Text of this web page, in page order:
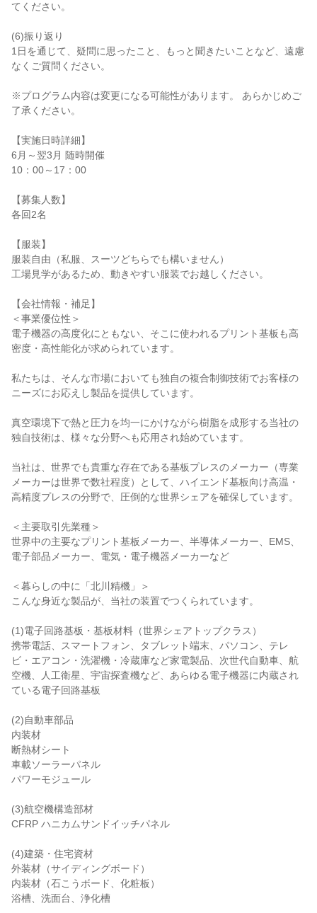
てください。
(6)振り返り
1日を通じて、疑問に思ったこと、もっと聞きたいことなど、遠慮
なくご質問ください。
※プログラム内容は変更になる可能性があります。 あらかじめご
了承ください。
【実施日時詳細】
6月～翌3月 随時開催
10：00～17：00
【募集人数】
各回2名
【服装】
服装自由（私服、スーツどちらでも構いません）
工場見学があるため、動きやすい服装でお越しください。
【会社情報・補足】
＜事業優位性＞
電子機器の高度化にともない、そこに使われるプリント基板も高
密度・高性能化が求められています。
私たちは、そんな市場においても独自の複合制御技術でお客様の
ニーズにお応えし製品を提供しています。
真空環境下で熱と圧力を均一にかけながら樹脂を成形する当社の
独自技術は、様々な分野へも応用され始めています。
当社は、世界でも貴重な存在である基板プレスのメーカー（専業
メーカーは世界で数社程度）として、ハイエンド基板向け高温・
高精度プレスの分野で、圧倒的な世界シェアを確保しています。
＜主要取引先業種＞
世界中の主要なプリント基板メーカー、半導体メーカー、EMS、
電子部品メーカー、電気・電子機器メーカーなど
＜暮らしの中に「北川精機」＞
こんな身近な製品が、当社の装置でつくられています。
(1)電子回路基板・基板材料（世界シェアトップクラス）
携帯電話、スマートフォン、タブレット端末、パソコン、テレ
ビ・エアコン・洗濯機・冷蔵庫など家電製品、次世代自動車、航
空機、人工衛星、宇宙探査機など、あらゆる電子機器に内蔵され
ている電子回路基板
(2)自動車部品
内装材
断熱材シート
車載ソーラーパネル
パワーモジュール
(3)航空機構造部材
CFRP ハニカムサンドイッチパネル
(4)建築・住宅資材
外装材（サイディングボード）
内装材（石こうボード、化粧板）
浴槽、洗面台、浄化槽